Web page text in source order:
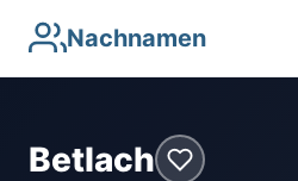
Nachnamen
Betlach